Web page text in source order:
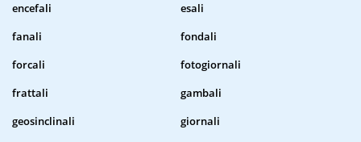
encefali
esali
fanali
fondali
forcali
fotogiornali
frattali
gambali
geosinclinali
giornali